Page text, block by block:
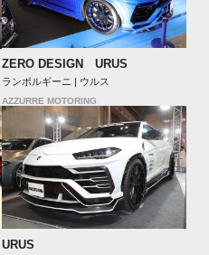
ZERO DESIGN URUS
ランボルギーニ | ウルス
AZZURRE MOTORING
URUS